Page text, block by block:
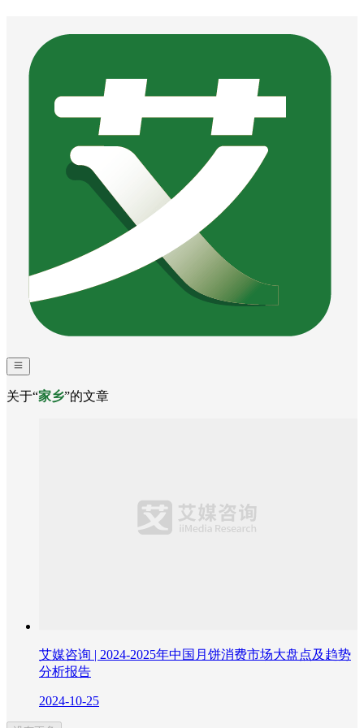
关于“家乡”的文章
艾媒咨询 | 2024-2025年中国月饼消费市场大盘点及趋势
分析报告
2024-10-25